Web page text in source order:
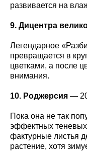
развивается на
9. Дицентра
Легендарное
превращается в
цветками, а после
внимания.
10. Роджерсия —
Пока она не так
эффектных
фактурные листья
растение, хотя